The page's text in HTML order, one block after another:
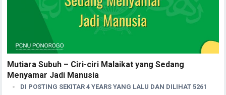
Mutiara Subuh – Ciri-ciri Malaikat yang Sedang
Menyamar Jadi Manusia
DI POSTING SEKITAR 4 YEARS YANG LALU DAN DILIHAT 5261